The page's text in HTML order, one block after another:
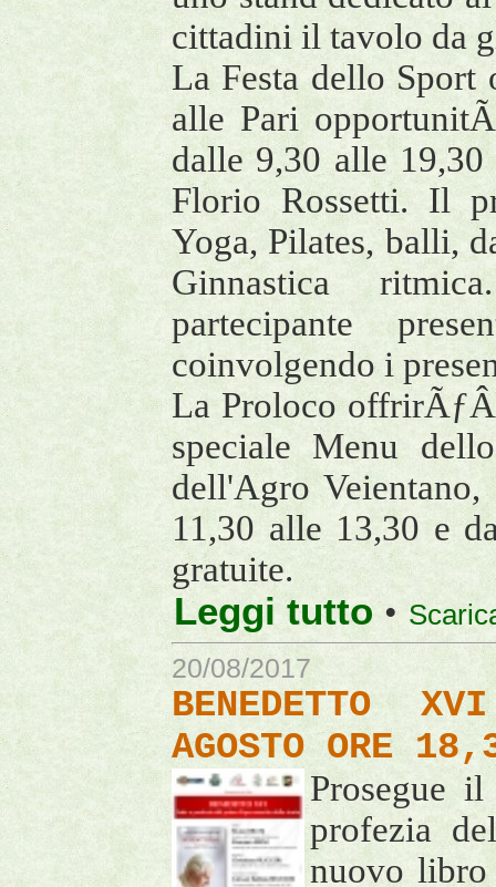
cittadini il tavolo da
La Festa dello Sport
alle Pari
dalle 9,30 alle
Florio Rossetti. Il
Yoga, Pilates, balli,
Ginnastica
partecipante
coinvolgendo i
La Proloco
speciale Menu
dell'Agro
11,30 alle 13,30 e
gratuite.
Leggi tutto •
20/08/2017
BENEDETTO
AGOSTO ORE
Prosegue
profezia
nuovo